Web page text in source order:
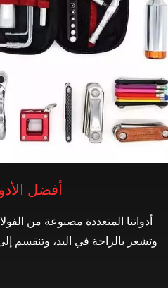
أفضل
أدواتنا المتعددة مصنوعة من
وتشعر بالراحة في اليد، وتنقسم